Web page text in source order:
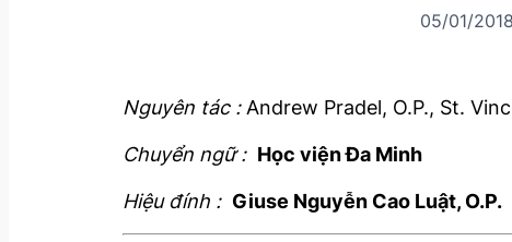
05/01/2018
Nguyên tác : Andrew Pradel, O.P., St.
Chuyển ngữ : Học viện Đa Minh
Hiệu đính : Giuse Nguyễn Cao Luật, O.P.